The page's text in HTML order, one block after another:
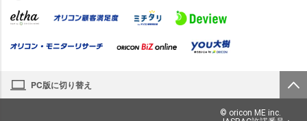
PC版に切り替え
© oricon ME inc.